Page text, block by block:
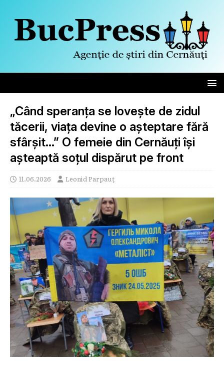
„Când speranța se lovește de zidul
tăcerii, viața devine o așteptare fără
sfârșit…” O femeie din Cernăuți își
așteaptă soțul dispărut pe front
11.06.2026 Leonid Parpauț